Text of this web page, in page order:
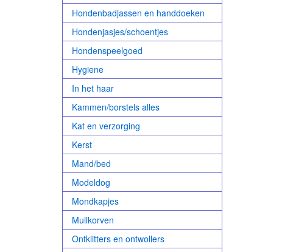
Hondenbadjassen en handdoeken
Hondenjasjes/schoentjes
Hondenspeelgoed
Hygiene
In het haar
Kammen/borstels alles
Kat en verzorging
Kerst
Mand/bed
Modeldog
Mondkapjes
Muilkorven
Ontklitters en ontwollers